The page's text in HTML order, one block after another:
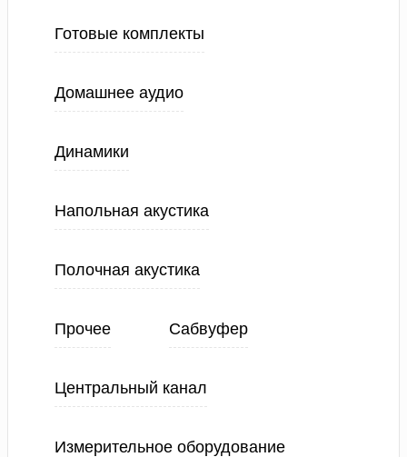
Готовые комплекты
Домашнее аудио
Динамики
Напольная акустика
Полочная акустика
Прочее Сабвуфер
Центральный канал
Измерительное оборудование